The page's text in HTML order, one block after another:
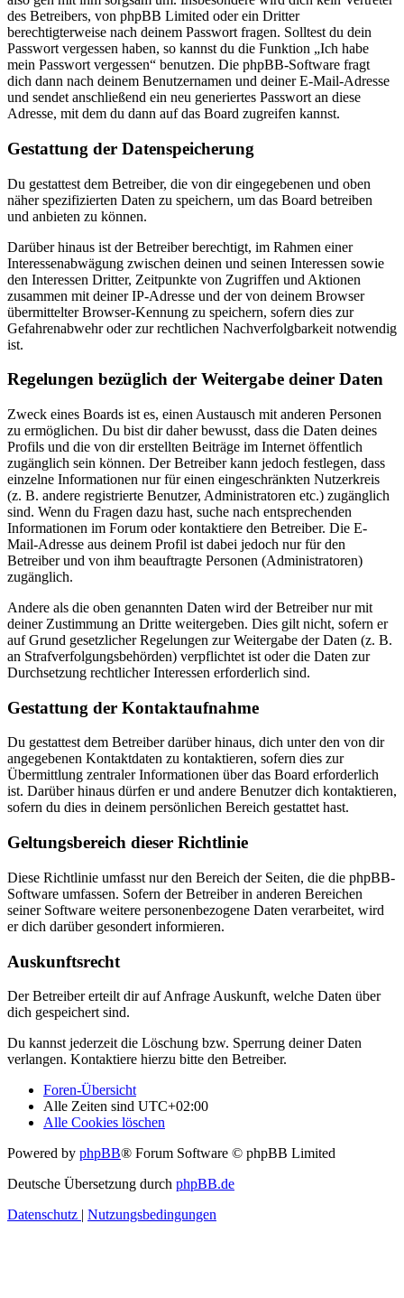
des Betreibers, von phpBB Limited oder ein Dritter
berechtigterweise nach deinem Passwort fragen. Solltest du dein
Passwort vergessen haben, so kannst du die Funktion „Ich habe
mein Passwort vergessen“ benutzen. Die phpBB-Software fragt
dich dann nach deinem Benutzernamen und deiner E-Mail-Adresse
und sendet anschließend ein neu generiertes Passwort an diese
Adresse, mit dem du dann auf das Board zugreifen kannst.
Gestattung der Datenspeicherung
Du gestattest dem Betreiber, die von dir eingegebenen und oben
näher spezifizierten Daten zu speichern, um das Board betreiben
und anbieten zu können.
Darüber hinaus ist der Betreiber berechtigt, im Rahmen einer
Interessenabwägung zwischen deinen und seinen Interessen sowie
den Interessen Dritter, Zeitpunkte von Zugriffen und Aktionen
zusammen mit deiner IP-Adresse und der von deinem Browser
übermittelter Browser-Kennung zu speichern, sofern dies zur
Gefahrenabwehr oder zur rechtlichen Nachverfolgbarkeit notwendig
ist.
Regelungen bezüglich der Weitergabe deiner Daten
Zweck eines Boards ist es, einen Austausch mit anderen Personen
zu ermöglichen. Du bist dir daher bewusst, dass die Daten deines
Profils und die von dir erstellten Beiträge im Internet öffentlich
zugänglich sein können. Der Betreiber kann jedoch festlegen, dass
einzelne Informationen nur für einen eingeschränkten Nutzerkreis
(z. B. andere registrierte Benutzer, Administratoren etc.) zugänglich
sind. Wenn du Fragen dazu hast, suche nach entsprechenden
Informationen im Forum oder kontaktiere den Betreiber. Die E-
Mail-Adresse aus deinem Profil ist dabei jedoch nur für den
Betreiber und von ihm beauftragte Personen (Administratoren)
zugänglich.
Andere als die oben genannten Daten wird der Betreiber nur mit
deiner Zustimmung an Dritte weitergeben. Dies gilt nicht, sofern er
auf Grund gesetzlicher Regelungen zur Weitergabe der Daten (z. B.
an Strafverfolgungsbehörden) verpflichtet ist oder die Daten zur
Durchsetzung rechtlicher Interessen erforderlich sind.
Gestattung der Kontaktaufnahme
Du gestattest dem Betreiber darüber hinaus, dich unter den von dir
angegebenen Kontaktdaten zu kontaktieren, sofern dies zur
Übermittlung zentraler Informationen über das Board erforderlich
ist. Darüber hinaus dürfen er und andere Benutzer dich kontaktieren,
sofern du dies in deinem persönlichen Bereich gestattet hast.
Geltungsbereich dieser Richtlinie
Diese Richtlinie umfasst nur den Bereich der Seiten, die die phpBB-
Software umfassen. Sofern der Betreiber in anderen Bereichen
seiner Software weitere personenbezogene Daten verarbeitet, wird
er dich darüber gesondert informieren.
Auskunftsrecht
Der Betreiber erteilt dir auf Anfrage Auskunft, welche Daten über
dich gespeichert sind.
Du kannst jederzeit die Löschung bzw. Sperrung deiner Daten
verlangen. Kontaktiere hierzu bitte den Betreiber.
Foren-Übersicht
Alle Zeiten sind UTC+02:00
Alle Cookies löschen
Powered by phpBB® Forum Software © phpBB Limited
Deutsche Übersetzung durch phpBB.de
Datenschutz | Nutzungsbedingungen